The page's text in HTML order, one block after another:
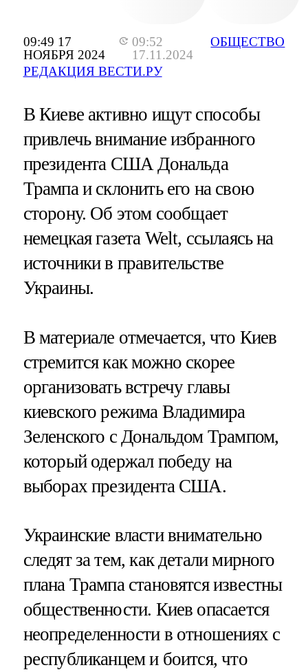
09:49 17
НОЯБРЯ 2024
09:52
17.11.2024
РЕДАКЦИЯ ВЕСТИ.РУ
ОБЩЕСТВО
В Киеве активно ищут способы
привлечь внимание избранного
президента США Дональда
Трампа и склонить его на свою
сторону. Об этом сообщает
немецкая газета Welt, ссылаясь на
источники в правительстве
Украины.
В материале отмечается, что Киев
стремится как можно скорее
организовать встречу главы
киевского режима Владимира
Зеленского с Дональдом Трампом,
который одержал победу на
выборах президента США.
Украинские власти внимательно
следят за тем, как детали мирного
плана Трампа становятся известны
общественности. Киев опасается
неопределенности в отношениях с
республиканцем и боится, что